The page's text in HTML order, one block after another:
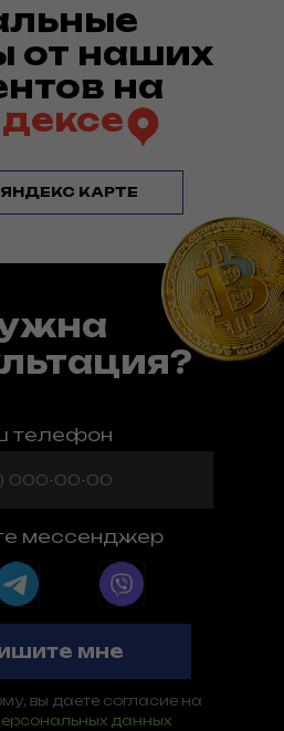
от наших
на
КАРТЕ
телефон
мессенджер
мне
вы даете согласие на
данных